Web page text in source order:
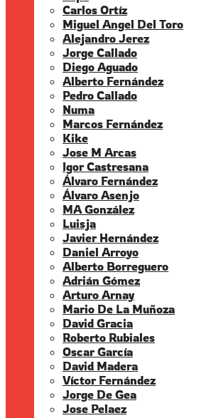
Carlos Ortíz
Miguel Angel Del Toro
Alejandro Jerez
Jorge Callado
Diego Aguado
Alberto Fernández
Pedro Callado
Numa
Marcos Fernández
Kike
Jose M Arcas
Igor Castresana
Álvaro Fernández
Álvaro Asenjo
MA González
Luisja
Javier Hernández
Daniel Arroyo
Alberto Borreguero
Adrián Gómez
Arturo Arnay
Mario De La Muñoza
David Gracia
Roberto Rubiales
Oscar García
David Madera
Víctor Fernández
Jorge De Gea
Jose Pelaez